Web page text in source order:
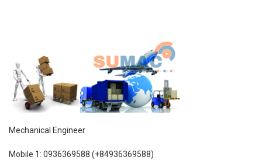
Mechanical Engineer
Mobile 1: 0936369588 (+84936369588)